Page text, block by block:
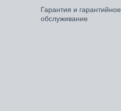
Гарантия и гарантийное
обслуживание